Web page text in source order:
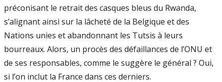
préconisant le retrait des casques bleus du Rwanda,
s’alignant ainsi sur la lâcheté de la Belgique et des
Nations unies et abandonnant les Tutsis à leurs
bourreaux. Alors, un procès des défaillances de l’ONU et
de ses responsables, comme le suggère le général ? Oui,
si l’on inclut la France dans ces derniers.